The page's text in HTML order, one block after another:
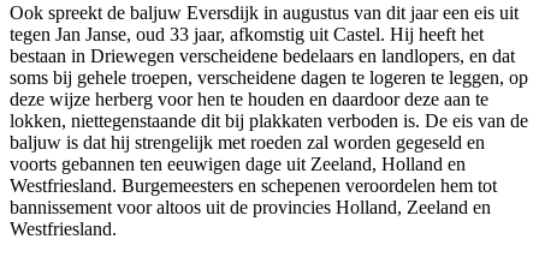
Ook spreekt de baljuw Eversdijk in augustus van dit jaar een eis uit
tegen Jan Janse, oud 33 jaar, afkomstig uit Castel. Hij heeft het
bestaan in Driewegen verscheidene bedelaars en landlopers, en dat
soms bij gehele troepen, verscheidene dagen te logeren te leggen, op
deze wijze herberg voor hen te houden en daardoor deze aan te
lokken, niettegenstaande dit bij plakkaten verboden is. De eis van de
baljuw is dat hij strengelijk met roeden zal worden gegeseld en
voorts gebannen ten eeuwigen dage uit Zeeland, Holland en
Westfriesland. Burgemeesters en schepenen veroordelen hem tot
bannissement voor altoos uit de provincies Holland, Zeeland en
Westfriesland.